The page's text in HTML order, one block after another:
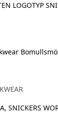
LOGOTYP
SNICKERS